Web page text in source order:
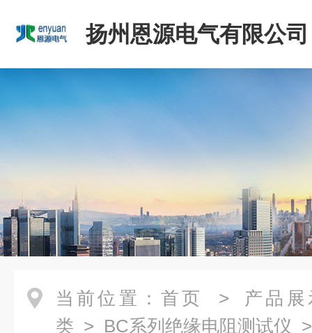
扬州恩源电气有限公司
当前位置： 首页 > 产品展
类 > BC系列绝缘电阻测试仪